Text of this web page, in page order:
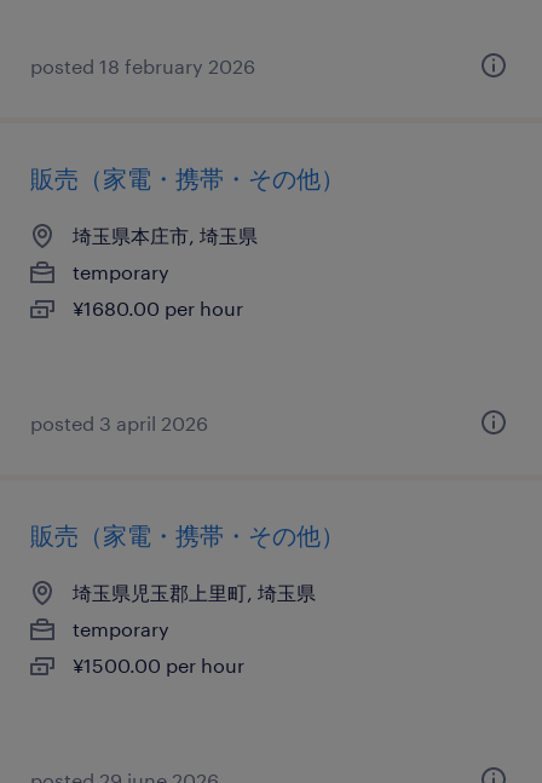
posted 18 february 2026
販売（家電・携帯・その他）
埼玉県本庄市, 埼玉県
temporary
¥1680.00 per hour
posted 3 april 2026
販売（家電・携帯・その他）
埼玉県児玉郡上里町, 埼玉県
temporary
¥1500.00 per hour